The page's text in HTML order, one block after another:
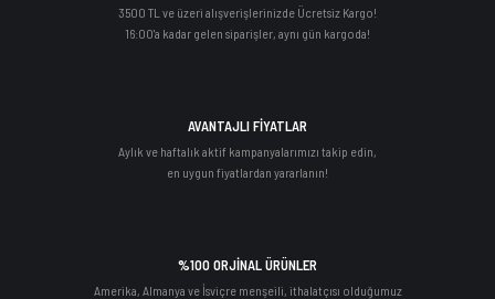
3500 TL ve üzeri alışverişlerinizde Ücretsiz Kargo!
16:00'a kadar gelen siparişler, aynı gün kargoda!
AVANTAJLI FİYATLAR
Aylık ve haftalık aktif kampanyalarımızı takip edin,
en uygun fiyatlardan yararlanın!
%100 ORJİNAL ÜRÜNLER
Amerika, Almanya ve İsviçre menşeili, ithalatçısı olduğumuz